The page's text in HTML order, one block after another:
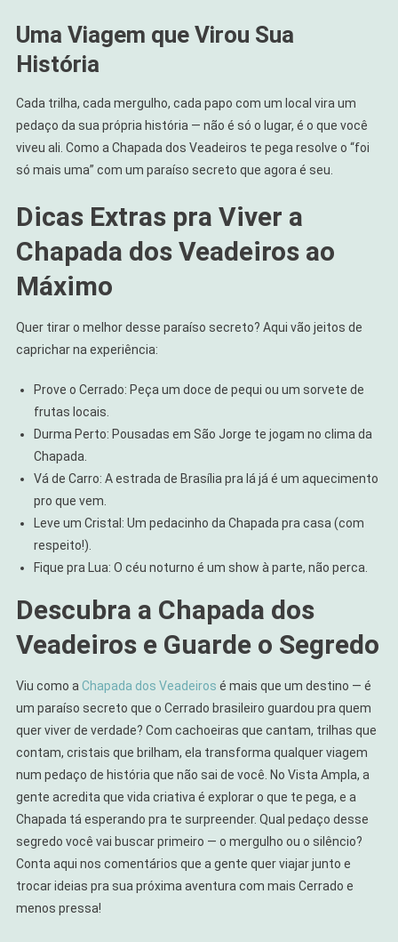
Uma Viagem que Virou Sua
História
Cada trilha, cada mergulho, cada papo com um local vira um
pedaço da sua própria história — não é só o lugar, é o que você
viveu ali. Como a Chapada dos Veadeiros te pega resolve o “foi
só mais uma” com um paraíso secreto que agora é seu.
Dicas Extras pra Viver a
Chapada dos Veadeiros ao
Máximo
Quer tirar o melhor desse paraíso secreto? Aqui vão jeitos de
caprichar na experiência:
Prove o Cerrado: Peça um doce de pequi ou um sorvete de
frutas locais.
Durma Perto: Pousadas em São Jorge te jogam no clima da
Chapada.
Vá de Carro: A estrada de Brasília pra lá já é um aquecimento
pro que vem.
Leve um Cristal: Um pedacinho da Chapada pra casa (com
respeito!).
Fique pra Lua: O céu noturno é um show à parte, não perca.
Descubra a Chapada dos
Veadeiros e Guarde o Segredo
Viu como aChapada dos Veadeiros é mais que um destino — é
um paraíso secreto que o Cerrado brasileiro guardou pra quem
quer viver de verdade? Com cachoeiras que cantam, trilhas que
contam, cristais que brilham, ela transforma qualquer viagem
num pedaço de história que não sai de você. No Vista Ampla, a
gente acredita que vida criativa é explorar o que te pega, e a
Chapada tá esperando pra te surpreender. Qual pedaço desse
segredo você vai buscar primeiro — o mergulho ou o silêncio?
Conta aqui nos comentários que a gente quer viajar junto e
trocar ideias pra sua próxima aventura com mais Cerrado e
menos pressa!